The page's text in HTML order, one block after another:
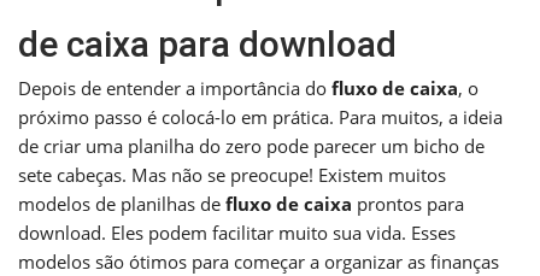
de caixa para download
Depois de entender a importância do fluxo de caixa, o
próximo passo é colocá-lo em prática. Para muitos, a ideia
de criar uma planilha do zero pode parecer um bicho de
sete cabeças. Mas não se preocupe! Existem muitos
modelos de planilhas de fluxo de caixa prontos para
download. Eles podem facilitar muito sua vida. Esses
modelos são ótimos para começar a organizar as finanças